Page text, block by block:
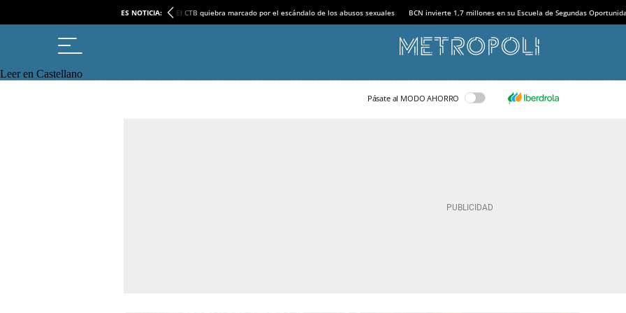
ES NOTICIA: El CTB quiebra marcado por el escándalo de los abusos sexuales BCN invierte 1,7 millones en su Escuela de Segundas
Leer en Castellano
Pásate al MODO AHORRO